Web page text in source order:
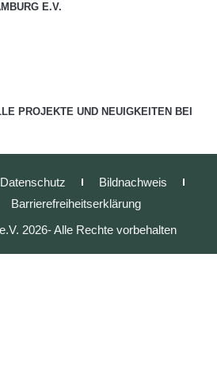
E.V.
PROJEKTE UND NEUIGKEITEN BEI
Datenschutz
Bildnachweis
Barrierefreiheitserklärung
2026- Alle Rechte vorbehalten